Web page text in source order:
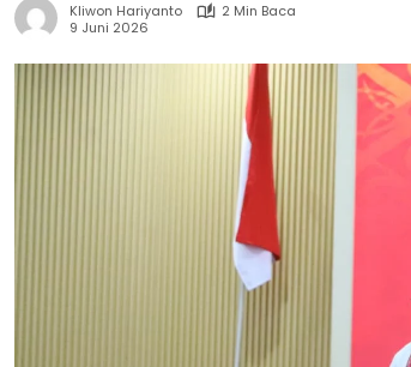
Kliwon Hariyanto
2 Min Baca
9 Juni 2026